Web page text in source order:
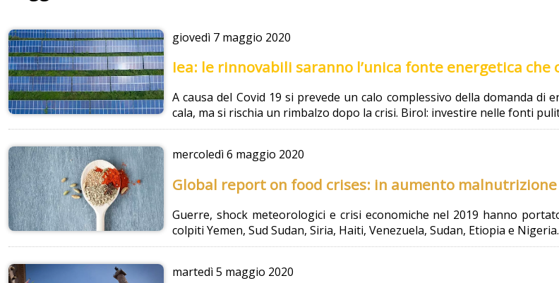
giovedì 7 maggio 2020
Iea: le rinnovabili saranno l’unica fonte energetica che
A causa del Covid 19 si prevede un calo complessivo della domanda di
cala, ma si rischia un rimbalzo dopo la crisi. Birol: investire nelle fonti
mercoledì6 maggio 2020
Global report on food crises: in aumento
Guerre, shock meteorologici e crisi economiche nel 2019 hanno
colpiti Yemen, Sud Sudan, Siria, Haiti, Venezuela, Sudan, Etiopia e Nigeria.
martedì5 maggio 2020